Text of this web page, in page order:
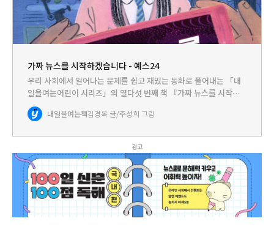
가짜 뉴스를 시작하겠습니다 - 예스24
우리 사회에서 일어나는 문제를 쉽고 재밌는 동화로 풀어내는 「내
일을여는어린이 시리즈」의 열다섯 번째 책 『가짜 뉴스를 시작하
겠습니다』는 요즘 문제가 되고 있는 가짜 뉴스에 대해 이야기합니
다. 질투심 때문에 시작한 주디의 작은 거짓말이 친구뿐 아니라 친구
내일을여는책김경옥 글/주성희 그림
광고